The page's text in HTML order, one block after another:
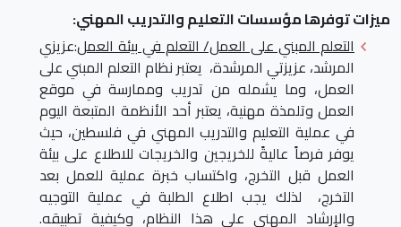
ميزات توفرها مؤسسات التعليم والتدريب المهني:
التعلم المبني على العمل/ التعلم في بيئة العمل:عزيزي
المرشد، عزيزتي المرشدة، يعتبر نظام التعلم المبني على
العمل، وما يشمله من تدريب وممارسة في موقع
العمل وتلمذة مهنية، يعتبر أحد الأنظمة المتبعة اليوم
في عملية التعليم والتدريب المهني في فلسطين، حيث
يوفر فرصاً عاليةً للخريجين والخريجات للاطلاع على بيئة
العمل قبل التخرج، واكتساب خبرة عملية للعمل بعد
التخرج، لذلك يجب اطلاع الطلبة في عملية التوجيه
والإرشاد المهني على هذا النظام، وكيفية تطبيقه.